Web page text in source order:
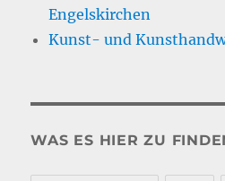
Engelskirchen
Kunst- und
WAS ES HIER ZU